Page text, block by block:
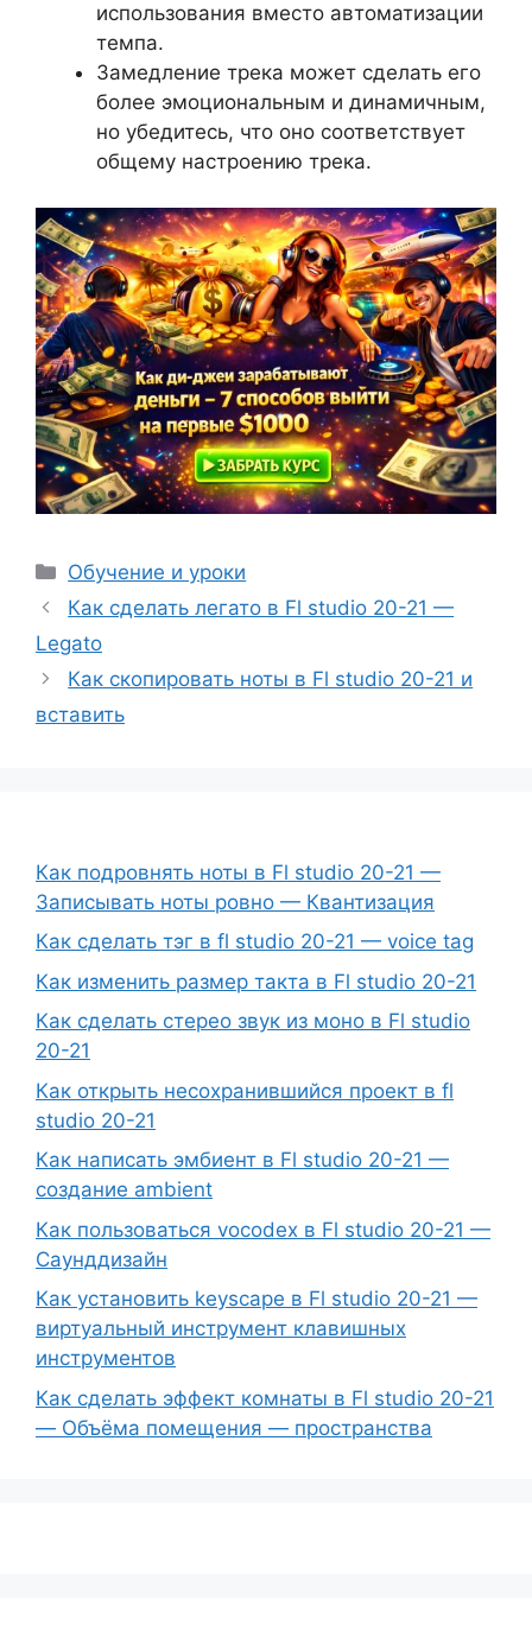
использования вместо автоматизации
темпа.
Замедление трека может сделать его
более эмоциональным и динамичным,
но убедитесь, что оно соответствует
общему настроению трека.
Рубрики
Обучение и уроки
Как сделать легато в Fl studio 20-21 —
Legato
Как скопировать ноты в Fl studio 20-21 и
вставить
Как подровнять ноты в Fl studio 20-21 —
Записывать ноты ровно — Квантизация
Как сделать тэг в fl studio 20-21 — voice tag
Как изменить размер такта в Fl studio 20-21
Как сделать стерео звук из моно в Fl studio
20-21
Как открыть несохранившийся проект в fl
studio 20-21
Как написать эмбиент в Fl studio 20-21 —
создание ambient
Как пользоваться vocodex в Fl studio 20-21 —
Саунддизайн
Как установить keyscape в Fl studio 20-21 —
виртуальный инструмент клавишных
инструментов
Как сделать эффект комнаты в Fl studio 20-21
— Объёма помещения — пространства